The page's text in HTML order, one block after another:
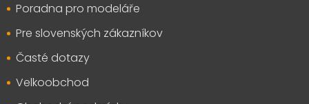
Poradna pro modeláře
Pre slovenských zákazníkov
Časté dotazy
Velkoobchod